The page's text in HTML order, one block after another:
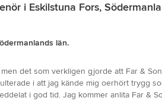
i Eskilstuna Fors,
län.
det som verkligen gjorde att Far &
i att jag kände mig oerhört trygg
i god tid. Jag kommer anlita Far &